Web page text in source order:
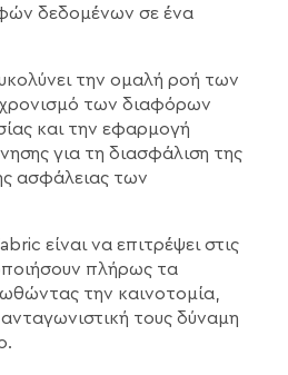
δεδομένων σε ένα
την ομαλή ροή των
των διαφόρων
και την εφαρμογή
για τη διασφάλιση της
ασφάλειας των
είναι να επιτρέψει στις
πλήρως τα
την καινοτομία,
ανταγωνιστική τους δύναμη